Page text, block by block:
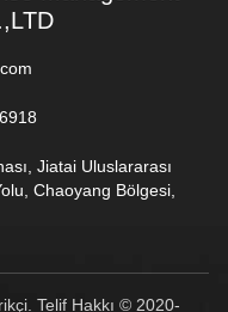
Jiatai Uluslararası
Chaoyang Bölgesi,
Telif Hakkı © 2020-